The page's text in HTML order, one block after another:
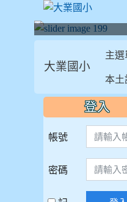
大業國小
主選
本土
::: 登入
帳號
密碼